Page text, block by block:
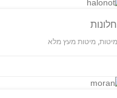
חלונות
מיטות, מיטות מעץ מלא